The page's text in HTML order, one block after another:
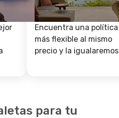
Encuentra una política
más flexible al mismo
precio y la
para tu